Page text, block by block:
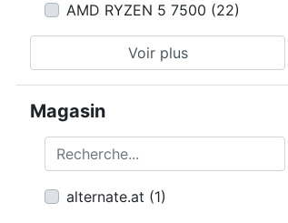
AMD RYZEN 5 7500 (22)
Voir plus
Magasin
Recherche...
alternate.at (1)